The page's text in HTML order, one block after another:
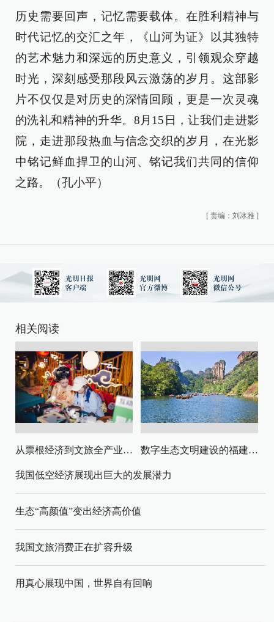
历史需要回声，记忆需要载体。在胜利精神与
时代记忆的交汇之年，《山河为证》以其独特
的艺术魅力和深远的历史意义，引领观众穿越
时光，深刻感受那段风云激荡的岁月。这部影
片不仅仅是对历史的深情回顾，更是一次灵魂
的洗礼和精神的升华。8月15日，让我们走进影
院，走进那段热血与信念交织的岁月，在光影
中铭记鲜血捍卫的山河、铭记我们共同的信仰
之路。（孔小平）
[ 责编：刘冰雅 ]
相关阅读
从票根经济到文旅全产业链升级 数字生态文明建设的福建路径与启示
我国低空经济展现出巨大的发展潜力
生态“高颜值”变出经济高价值
我国文旅消费正在扩容升级
用真心展现中国，世界自有回响